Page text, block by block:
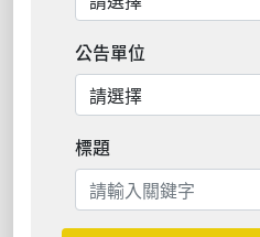
公告單位
標題
搜尋